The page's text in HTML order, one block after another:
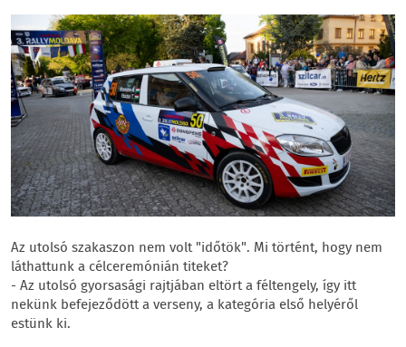
Az utolsó szakaszon nem volt "időtök". Mi történt, hogy nem
láthattunk a célceremónián titeket?
- Az utolsó gyorsasági rajtjában eltört a féltengely, így itt
nekünk befejeződött a verseny, a kategória első helyéről
estünk ki.